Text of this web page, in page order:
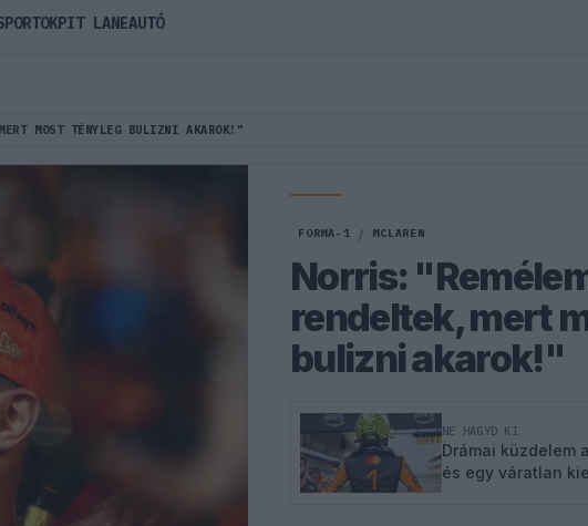
MOST TÉNYLEG BULIZNI AKAROK!"
FORMA-1 / MCLAREN
Norris:
rendeltek, mert
bulizni akarok!"
NE HAGYD KI
Drámai küzdelem
és egy váratlan
PIT LANEAUTÓ